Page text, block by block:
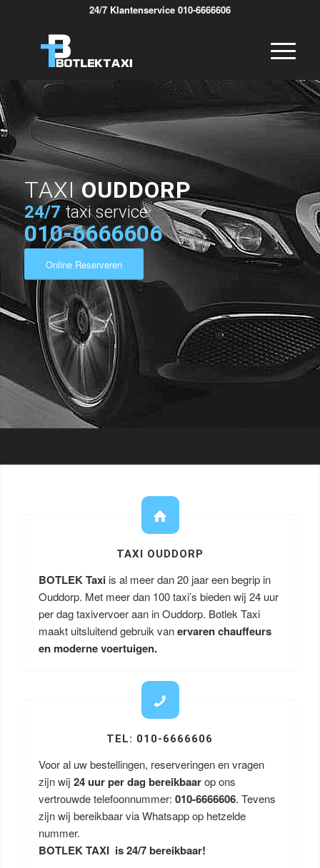
24/7 Klantenservice 010-6666606
TAXIOUDDORP
24/7 taxi service
010-6666606
Online Reserveren
TAXI OUDDORP
BOTLEK Taxi is al meer dan 20 jaar een begrip in
Ouddorp. Met meer dan 100 taxi’s bieden wij 24 uur
per dag taxivervoer aan in Ouddorp. Botlek Taxi
maakt uitsluitend gebruik vanervaren chauffeurs
en moderne voertuigen.
TEL: 010-6666606
Voor al uw bestellingen, reserveringen en vragen
zijn wij 24 uur per dag bereikbaarop ons
vertrouwde telefoonnummer: 010-6666606. Tevens
zijn wij bereikbaar via Whatsapp op hetzelde
nummer.
BOTLEK TAXI is 24/7 bereikbaar!